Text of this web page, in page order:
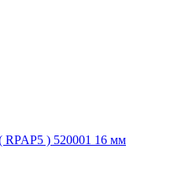
) 520001 16 мм